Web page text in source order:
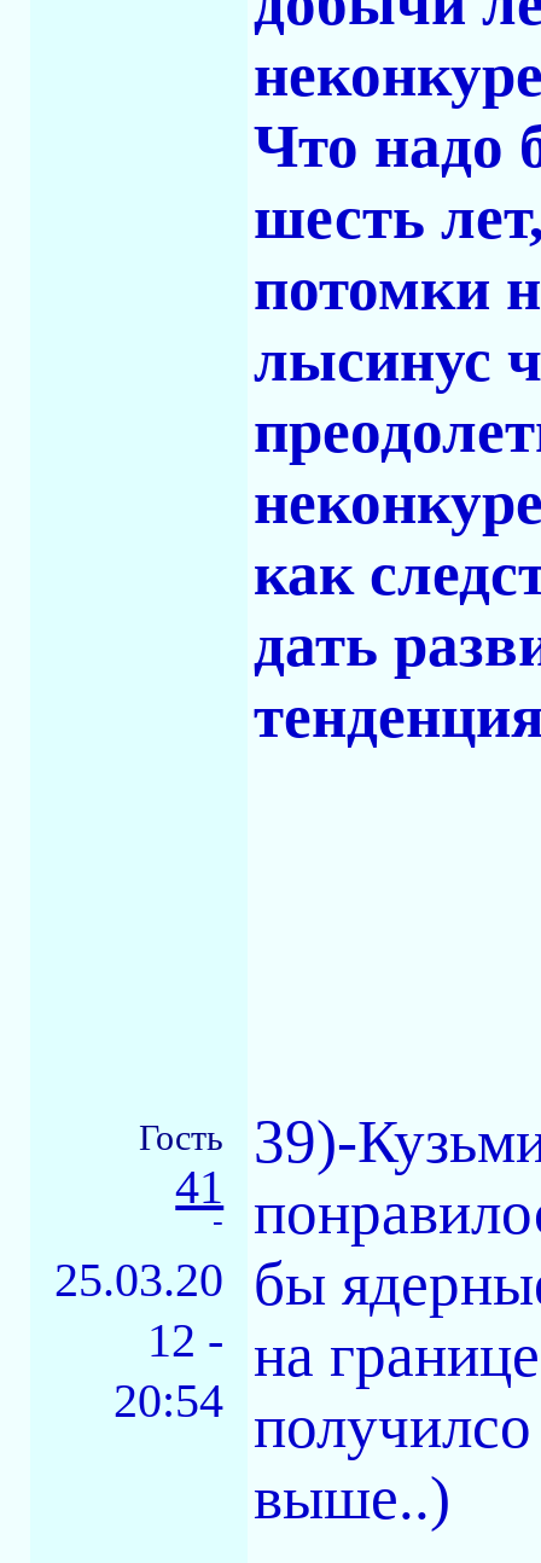
Что надо
шесть
потомки
лысинус
как
дать
Гость
41
-
25.03.20
12 -
20:54
39)-
бы
на
выше..)